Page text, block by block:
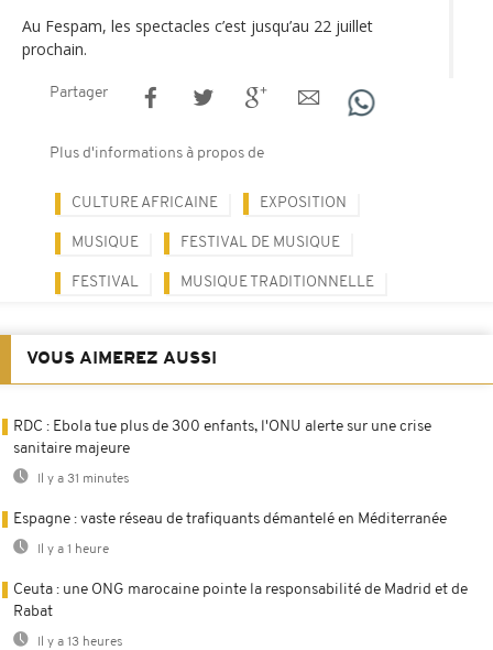
Au Fespam, les spectacles c’est jusqu’au 22 juillet
prochain.
Partager
Plus d'informations à propos de
CULTURE AFRICAINE EXPOSITION
MUSIQUE FESTIVAL DE MUSIQUE
FESTIVAL MUSIQUE TRADITIONNELLE
VOUS AIMEREZ AUSSI
RDC : Ebola tue plus de 300 enfants, l'ONU alerte sur une crise
sanitaire majeure
Il y a 31 minutes
Espagne : vaste réseau de trafiquants démantelé en Méditerranée
Il y a 1 heure
Ceuta : une ONG marocaine pointe la responsabilité de Madrid et de
Rabat
Il y a 13 heures